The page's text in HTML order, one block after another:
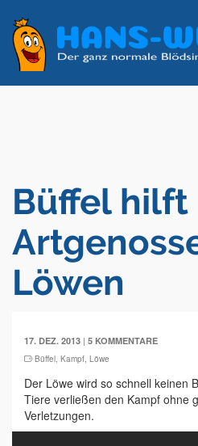
Büffel hilft
Löwen
17. DEZ. 2013 | 5 KOMMENTARE
Büffel, Kampf, Löwe
Der Löwe wird so schnell keinen
Tiere verließen den Kampf ohne
Verletzungen.